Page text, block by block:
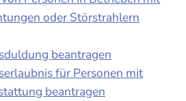
oder Störstrahlern
beantragen
für Personen mit
beantragen